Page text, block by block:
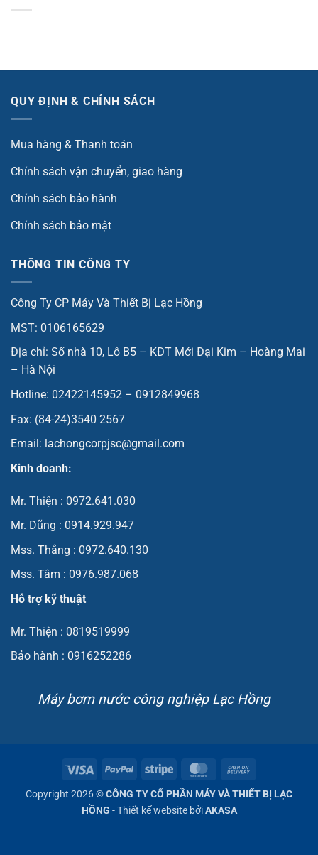
QUY ĐỊNH & CHÍNH SÁCH
Mua hàng & Thanh toán
Chính sách vận chuyển, giao hàng
Chính sách bảo hành
Chính sách bảo mật
THÔNG TIN CÔNG TY
Công Ty CP Máy Và Thiết Bị Lạc Hồng
MST: 0106165629
Địa chỉ: Số nhà 10, Lô B5 – KĐT Mới Đại Kim – Hoàng Mai
– Hà Nội
Hotline: 02422145952 – 0912849968
Fax: (84-24)3540 2567
Email: lachongcorpjsc@gmail.com
Kinh doanh:
Mr. Thiện : 0972.641.030
Mr. Dũng : 0914.929.947
Mss. Thắng : 0972.640.130
Mss. Tâm : 0976.987.068
Hỗ trợ kỹ thuật
Mr. Thiện : 0819519999
Bảo hành : 0916252286
Máy bơm nước công nghiệp Lạc Hồng
Visa PayPal Stripe MasterCard
Delivery
Copyright 2026 ©CÔNG TY CỔ PHẦN MÁY VÀ THIẾT BỊ LẠC
HỒNG - Thiết kế website bởiAKASA